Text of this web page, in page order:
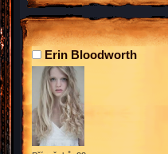
Erin Bloodworth